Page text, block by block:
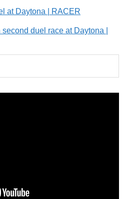
at Daytona | RACER
duel race at Daytona |